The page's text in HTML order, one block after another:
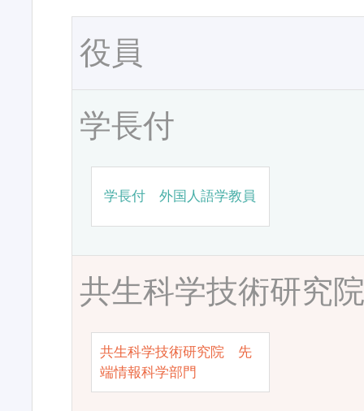
役員
学長付
学長付 外国人語学教員
共生科学技術研究
共生科学技術研究院 先
端情報科学部門